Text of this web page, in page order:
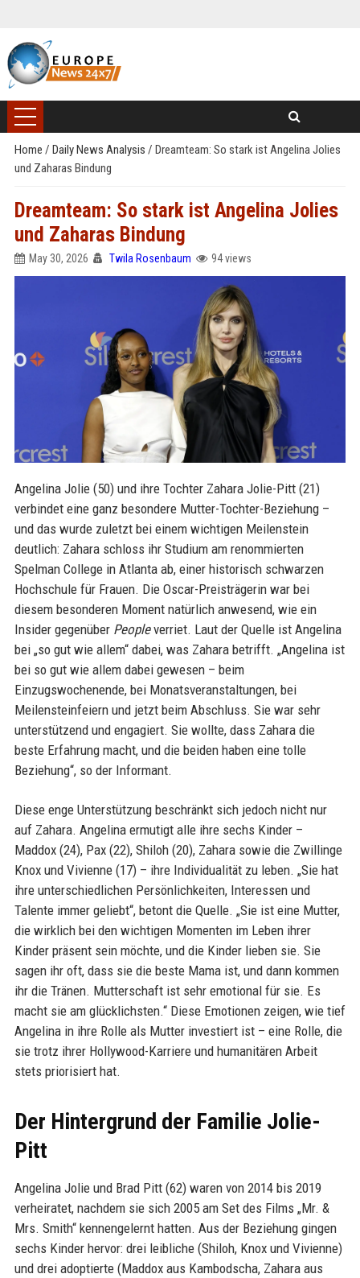
Home / Daily News Analysis / Dreamteam: So stark ist Angelina Jolies
und Zaharas Bindung
Dreamteam: So stark ist Angelina Jolies
und Zaharas Bindung
May 30, 2026 Twila Rosenbaum 94 views
Angelina Jolie (50) und ihre Tochter Zahara Jolie-Pitt (21)
verbindet eine ganz besondere Mutter-Tochter-Beziehung –
und das wurde zuletzt bei einem wichtigen Meilenstein
deutlich: Zahara schloss ihr Studium am renommierten
Spelman College in Atlanta ab, einer historisch schwarzen
Hochschule für Frauen. Die Oscar-Preisträgerin war bei
diesem besonderen Moment natürlich anwesend, wie ein
Insider gegenüber Peopleverriet. Laut der Quelle ist Angelina
bei „so gut wie allem“ dabei, was Zahara betrifft. „Angelina ist
bei so gut wie allem dabei gewesen – beim
Einzugswochenende, bei Monatsveranstaltungen, bei
Meilensteinfeiern und jetzt beim Abschluss. Sie war sehr
unterstützend und engagiert. Sie wollte, dass Zahara die
beste Erfahrung macht, und die beiden haben eine tolle
Beziehung“, so der Informant.
Diese enge Unterstützung beschränkt sich jedoch nicht nur
auf Zahara. Angelina ermutigt alle ihre sechs Kinder –
Maddox (24), Pax (22), Shiloh (20), Zahara sowie die Zwillinge
Knox und Vivienne (17) – ihre Individualität zu leben. „Sie hat
ihre unterschiedlichen Persönlichkeiten, Interessen und
Talente immer geliebt“, betont die Quelle. „Sie ist eine Mutter,
die wirklich bei den wichtigen Momenten im Leben ihrer
Kinder präsent sein möchte, und die Kinder lieben sie. Sie
sagen ihr oft, dass sie die beste Mama ist, und dann kommen
ihr die Tränen. Mutterschaft ist sehr emotional für sie. Es
macht sie am glücklichsten.“ Diese Emotionen zeigen, wie tief
Angelina in ihre Rolle als Mutter investiert ist – eine Rolle, die
sie trotz ihrer Hollywood-Karriere und humanitären Arbeit
stets priorisiert hat.
Der Hintergrund der Familie Jolie-
Pitt
Angelina Jolie und Brad Pitt (62) waren von 2014 bis 2019
verheiratet, nachdem sie sich 2005 am Set des Films „Mr. &
Mrs. Smith“ kennengelernt hatten. Aus der Beziehung gingen
sechs Kinder hervor: drei leibliche (Shiloh, Knox und Vivienne)
und drei adoptierte (Maddox aus Kambodscha, Zahara aus